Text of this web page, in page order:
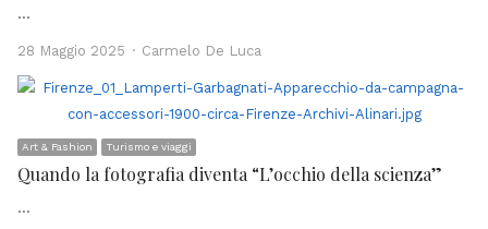
…
28 Maggio 2025 Author
Carmelo De Luca
Art & Fashion Turismo e viaggi
Quando la fotografia diventa “L’occhio della scienza”
…